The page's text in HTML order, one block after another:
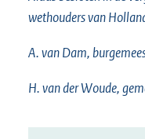
wethouders van
A. van Dam,
H. van der Woude,